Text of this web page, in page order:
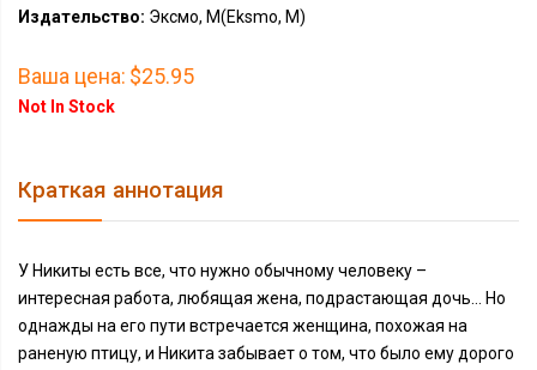
Издательство: Эксмо, М(Eksmo, M)
Ваша цена: $25.95
Not In Stock
Краткая аннотация
У Никиты есть все, что нужно обычному человеку –
интересная работа, любящая жена, подрастающая дочь… Но
однажды на его пути встречается женщина, похожая на
раненую птицу, и Никита забывает о том, что было ему дорого